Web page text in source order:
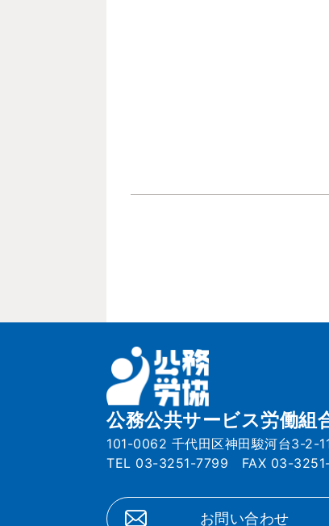
公務公共サービス労働組
101-0062 千代田区神田駿河台3-2-
TEL 03-3251-7799 FAX 03-
お問い合わせ